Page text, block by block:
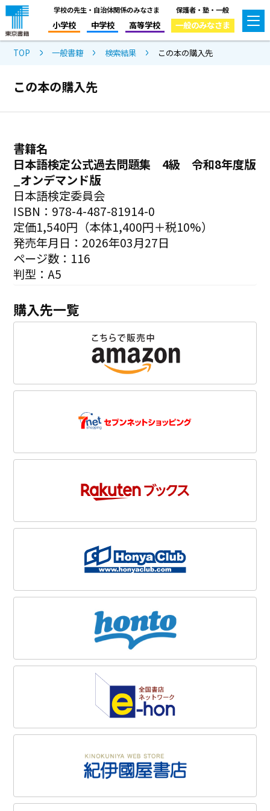
学校の先生・自治体関係のみなさま
小学校 中学校 高等学校
保護者・塾・一般
一般のみなさま
TOP 一般書籍 検索結果 この本の購入先
この本の購入先
書籍名
日本語検定公式過去問題集 4級 令和8年度版
_オンデマンド版
日本語検定委員会
ISBN：978-4-487-81914-0
定価1,540円（本体1,400円＋税10%）
発売年月日：2026年03月27日
ページ数：116
判型：A5
購入先一覧